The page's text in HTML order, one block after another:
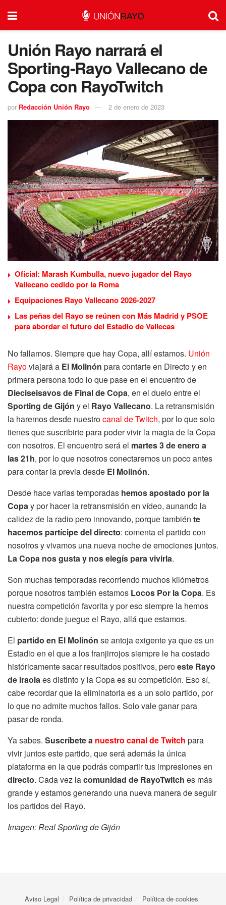
Unión Rayo narrará el
Sporting-Rayo Vallecano de
Copa con RayoTwitch
por Redacción Unión Rayo 2 de enero de 2023
Oficial: Marash Kumbulla, nuevo jugador del Rayo
Vallecano cedido por la Roma
Equipaciones Rayo Vallecano 2026-2027
Las peñas del Rayo se reúnen con Más Madrid y PSOE
para abordar el futuro del Estadio de Vallecas
No fallamos. Siempre que hay Copa, allí estamos. Unión
Rayoviajará a El Molinón para contarte en Directo y en
primera persona todo lo que pase en el encuentro de
Dieciseisavos de Final de Copa, en el duelo entre el
Sporting de Gijón y el Rayo Vallecano. La retransmisión
la haremos desde nuestrocanal de Twitch, por lo que solo
tienes que suscribirte para poder vivir la magia de la Copa
con nosotros. El encuentro será el martes 3 de enero a
las 21h, por lo que nosotros conectaremos un poco antes
para contar la previa desde El Molinón.
Desde hace varias temporadas hemos apostado por la
Copay por hacer la retransmisión en vídeo, aunando la
calidez de la radio pero innovando, porque también te
hacemos partícipe del directo: comenta el partido con
nosotros y vivamos una nueva noche de emociones juntos.
La Copa nos gusta y nos elegís para vivirla.
Son muchas temporadas recorriendo muchos kilómetros
porque nosotros también estamos Locos Por la Copa. Es
nuestra competición favorita y por eso siempre la hemos
cubierto: donde juegue el Rayo, allá que estamos.
El partido en El Molinón se antoja exigente ya que es un
Estadio en el que a los franjirrojos siempre le ha costado
históricamente sacar resultados positivos, peroeste Rayo
de Iraolaes distinto y la Copa es su competición. Eso sí,
cabe recordar que la eliminatoria es a un solo partido, por
lo que no admite muchos fallos. Solo vale ganar para
pasar de ronda.
Ya sabes. Suscríbete a nuestro canal de Twitch para
vivir juntos este partido, que será además la única
plataforma en la que podrás compartir tus impresiones en
directo. Cada vez lacomunidad de RayoTwitch es más
grande y estamos generando una nueva manera de seguir
los partidos del Rayo.
Imagen: Real Sporting de Gijón
Aviso Legal Política de privacidad Política de cookies